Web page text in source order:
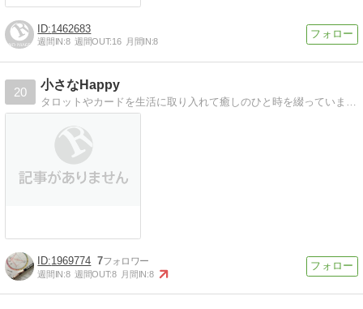
1462683
週間IN:8 週間OUT:16 月間IN:8
20
小さなHappy
タロットやカードを生活に取り入れて癒しのひと時を綴っています。カードリーディングもはじめました。
1969774 7
週間IN:8 週間OUT:8 月間IN:8